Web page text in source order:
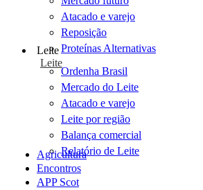
Atacado e varejo
Reposição
Proteínas Alternativas
Leite
Leite
Ordenha Brasil
Mercado do Leite
Atacado e varejo
Leite por região
Balança comercial
Relatório de Leite
Agricultura
Encontros
APP Scot